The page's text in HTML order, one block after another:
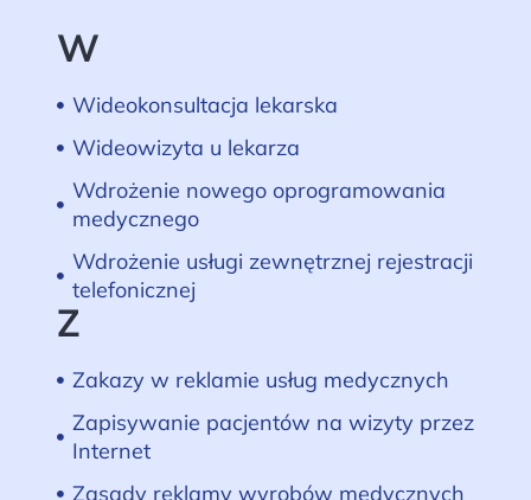
W
Wideokonsultacja lekarska
Wideowizyta u lekarza
Wdrożenie nowego oprogramowania
medycznego
Wdrożenie usługi zewnętrznej rejestracji
telefonicznej
Z
Zakazy w reklamie usług medycznych
Zapisywanie pacjentów na wizyty przez
Internet
Zasady reklamy wyrobów medycznych